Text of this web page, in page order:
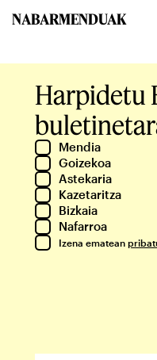
NABARMENDUAK
Harpidetu
Mendia
Goizekoa
Astekaria
Kazetaritza
Bizkaia
Nafarroa
Izena ematean